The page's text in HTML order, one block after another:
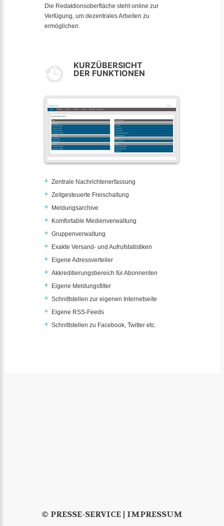
Die Redaktionsoberfläche steht online zur
Verfügung, um dezentrales Arbeiten zu
ermöglichen.
KURZÜBERSICHT
DER FUNKTIONEN
Zentrale Nachrichtenerfassung
Zeitgesteuerte Freischaltung
Meldungsarchive
Komfortable Medienverwaltung
Gruppenverwaltung
Exakte Versand- und Aufrufstatistiken
Eigene Adressverteiler
Akkreditierungsbereich für Abonnenten
Eigene Meldungsfilter
Schnittstellen zur eigenen Internetseite
Eigene RSS-Feeds
Schnittstellen zu Facebook, Twitter etc.
© PRESSE-SERVICE | IMPRESSUM